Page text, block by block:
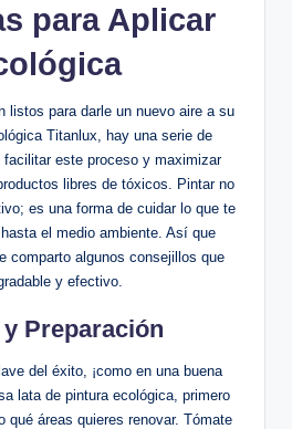
para Aplicar
listos para darle un nuevo aire a su
Titanlux, hay una serie de
facilitar este proceso y maximizar
libres de tóxicos. Pintar no
es una forma de cuidar lo que te
el medio ambiente. Así que
comparto algunos consejillos que
y efectivo.
Preparación
del éxito, ¡como en una buena
lata de pintura ecológica, primero
qué áreas quieres renovar. Tómate